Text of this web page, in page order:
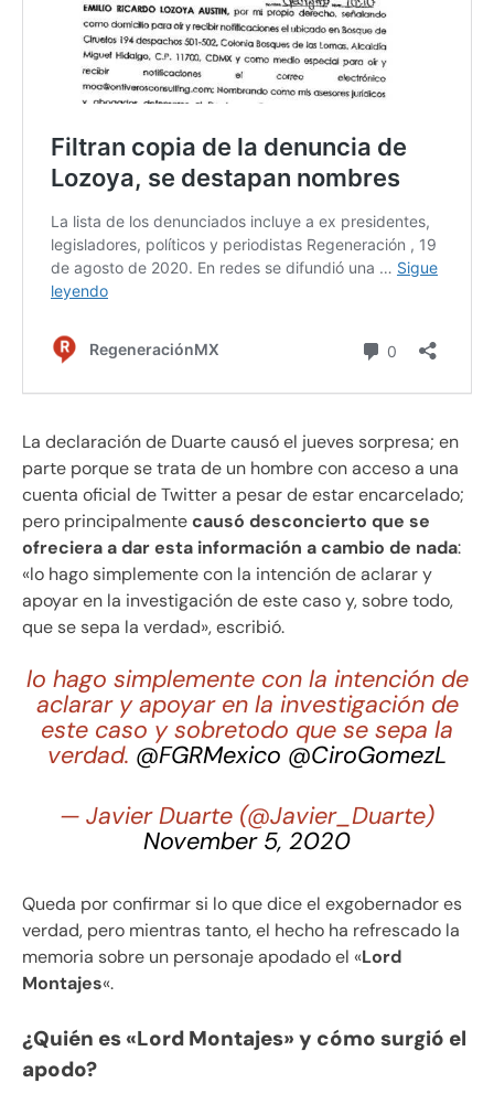
La declaración de Duarte causó el jueves sorpresa; en
parte porque se trata de un hombre con acceso a una
cuenta oficial de Twitter a pesar de estar encarcelado;
pero principalmentecausó desconcierto que se
ofreciera a dar esta información a cambio de nada:
«lo hago simplemente con la intención de aclarar y
apoyar en la investigación de este caso y, sobre todo,
que se sepa la verdad», escribió.
lo hago simplemente con la intención de
aclarar y apoyar en la investigación de
este caso y sobretodo que se sepa la
verdad. @FGRMexico @CiroGomezL
— Javier Duarte (@Javier_Duarte)
November 5, 2020
Queda por confirmar si lo que dice el exgobernador es
verdad, pero mientras tanto, el hecho ha refrescado la
memoria sobre un personaje apodado el «Lord
Montajes«.
¿Quién es «Lord Montajes» y cómo surgió el
apodo?